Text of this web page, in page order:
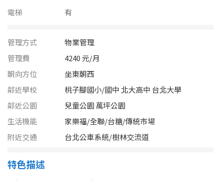
澎湖縣
屏東縣
台東縣
金門連江
~
樓層
不拘
1樓 2樓
3樓
電梯
有
管理方式
物業管理
管理費
4240 元/月
朝向方位
坐東朝西
鄰近學校
桃子腳國小/國中 北大高中 台北大學
鄰近公園
兒童公園 萬坪公園
生活機能
家樂福/全聯/台糖/傳統市場
附近交通
台北公車系統/樹林交流道
特色描述